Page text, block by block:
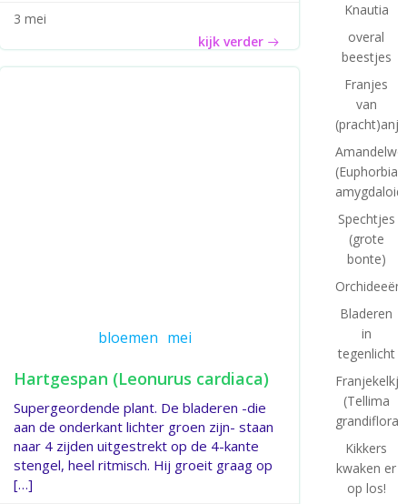
3 mei
kijk verder
bloemen mei
Hartgespan (Leonurus cardiaca)
Supergeordende plant. De bladeren -die
aan de onderkant lichter groen zijn- staan
naar 4 zijden uitgestrekt op de 4-kante
stengel, heel ritmisch. Hij groeit graag op
[…]
Knautia
overal
beestjes
Franjes
van
(Euphorbia
Spechtjes
(grote
bonte)
Bladeren
in
tegenlicht
(Tellima
grandiflora)
Kikkers
kwaken er
op los!